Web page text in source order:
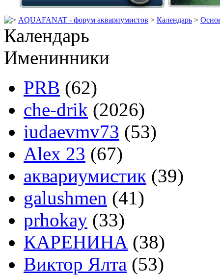
AQUAFANAT - форум аквариумистов > Календарь >
Календарь
Именинники
PRB (62)
che-drik (2026)
iudaevmv73 (53)
Alex 23 (67)
аквариумистик (39)
galushmen (41)
prhokay (33)
КАРЕНИНА (38)
Виктор Ялта (53)